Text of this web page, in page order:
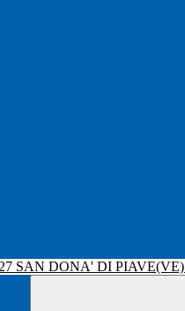
SAN DONA' DI PIAVE(VE)